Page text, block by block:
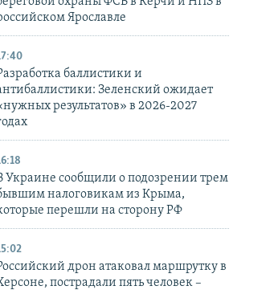
Ярославле
баллистики и
Зеленский ожидает
результатов» в 2026-2027
Украине сообщили о подозрении трем
налоговикам из Крыма,
перешли на сторону РФ
дрон атаковал маршрутку в
пострадали пять человек –